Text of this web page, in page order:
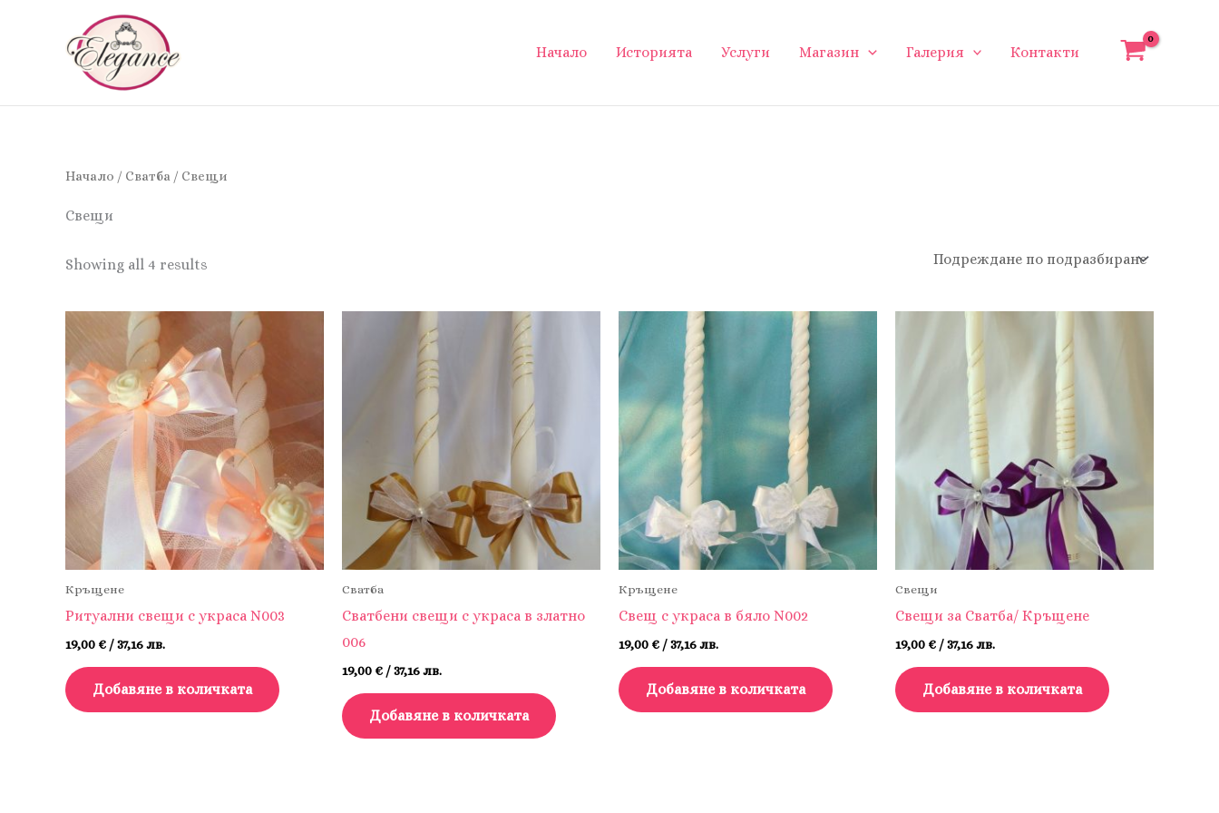
Начало Историята Услуги Магазин Галерия Контакти
Начало / Сватба / Свещи
Свещи
Showing all 4 results
Кръщене
Ритуални свещи с украса N003
19,00 € / 37,16 лв.
Добавяне в количката
Сватба
Сватбени свещи с украса в златно
006
19,00 € / 37,16 лв.
Добавяне в количката
Кръщене
Свещ с украса в бяло N002
19,00 € / 37,16 лв.
Добавяне в количката
Свещи
Свещи за Сватба/ Кръщене
19,00 € / 37,16 лв.
Добавяне в количката